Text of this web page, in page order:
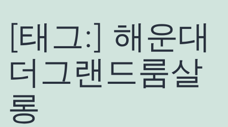
[태그:] 해운대
더그랜드룸살
롱